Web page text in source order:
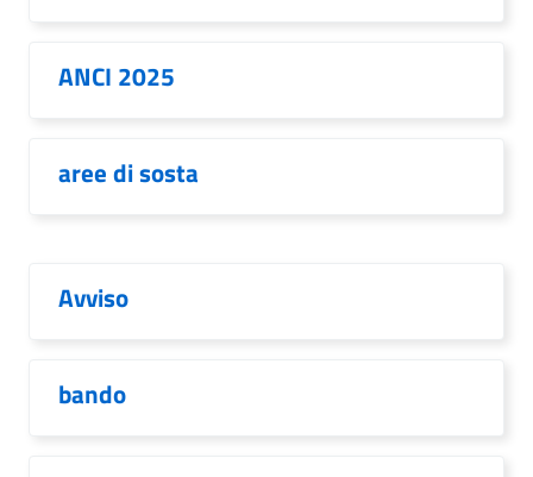
ANCI 2025
aree di sosta
Avviso
bando